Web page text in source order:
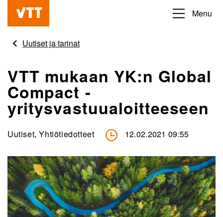
Hyppää
pääsisältöön
Beyond
obvious
Menu
Uutiset ja tarinat
VTT mukaan YK:n Global
Compact -
yritysvastuualoitteeseen
Uutiset, Yhtiötiedotteet 12.02.2021 09:55